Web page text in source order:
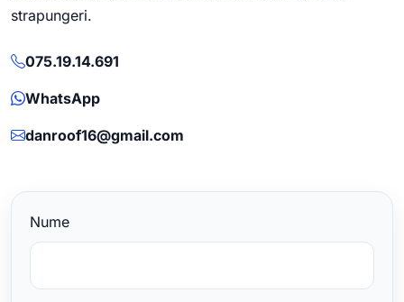
strapungeri.
075.19.14.691
WhatsApp
danroof16@gmail.com
Nume